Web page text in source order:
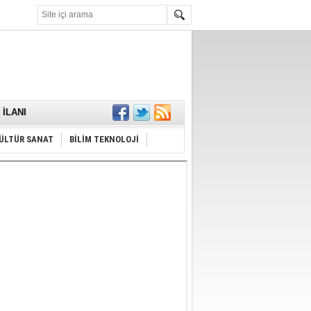
SANAT BİLİM TEKNOLOJİ